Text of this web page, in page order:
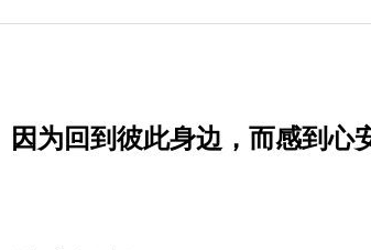
因为回到彼此身边，而感到